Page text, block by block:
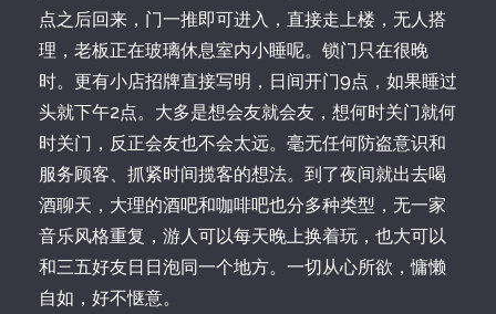
点之后回来，门一推即可进入，直接走上楼，无人搭
理，老板正在玻璃休息室内小睡呢。锁门只在很晚
时。更有小店招牌直接写明，日间开门9点，如果睡过
头就下午2点。大多是想会友就会友，想何时关门就何
时关门，反正会友也不会太远。毫无任何防盗意识和
服务顾客、抓紧时间揽客的想法。到了夜间就出去喝
酒聊天，大理的酒吧和咖啡吧也分多种类型，无一家
音乐风格重复，游人可以每天晚上换着玩，也大可以
和三五好友日日泡同一个地方。一切从心所欲，慵懒
自如，好不惬意。